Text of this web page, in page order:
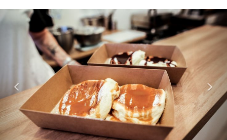
< >